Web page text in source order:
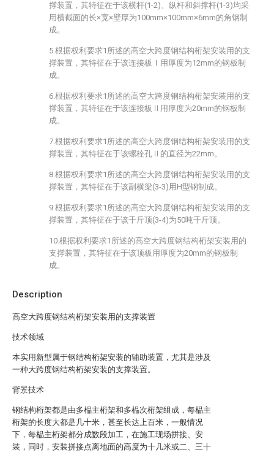
Description
高空大跨度钢结构桁架安装用的支撑装置
技术领域
本实用新型属于钢结构桁架安装的辅助装置，尤其是涉及
一种大跨度钢结构桁架安装的支撑装置。
背景技术
钢结构桁架都是由多榀主桁架和多榀次桁架组成，每榀主
桁架的长度大都是几十米，甚至长达上百米，一般情况
下，每榀主桁架都分成数段加工，在施工现场拼接、安
装，同时，安装拼接点离地面的高度为十几米或二、三十
撑装置，其特征在于该横杆(1-2)、纵杆和斜撑杆(1-3)均采
用横截面的长×宽×壁厚为100mm×100mm×6mm的角钢制
成。
5.根据权利要求1所述的高空大跨度钢结构桁架安装用的支
撑装置，其特征在于该连接板Ⅰ用厚度为12mm的钢板制
成。
6.根据权利要求1所述的高空大跨度钢结构桁架安装用的支
撑装置，其特征在于该连接板Ⅱ用厚度为20mm的钢板制
成。
7.根据权利要求1所述的高空大跨度钢结构桁架安装用的支
撑装置，其特征在于该螺栓孔Ⅱ的直径为22mm。
8.根据权利要求1所述的高空大跨度钢结构桁架安装用的支
撑装置，其特征在于该副横梁(3-3)用H型钢制成。
9.根据权利要求1所述的高空大跨度钢结构桁架安装用的支
撑装置，其特征在于该千斤顶(3-4)为50吨千斤顶。
10.根据权利要求1所述的高空大跨度钢结构桁架安装用的
支撑装置，其特征在于该顶板用厚度为20mm的钢板制
成。